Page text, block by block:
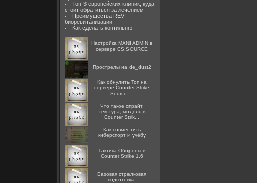
Топ-3 европейских клиник, куда
стоит обратиться за лечением
Преимущества REVI
биоревитализации
Как сделать коптильню
Настройка MANI ADMIN в
сервере CS:SOURCE
Прострелы на de_dust2
Как обнулить Топ на
сервере Counter Strike
Source ...
Что такое спрайт,
текстура, модель в
Counter Strik...
Как совместить
киберспорт и учёбу
Тактика Обороны в
Counter Strike 1.6
Базовая стрелковая
подготовка.